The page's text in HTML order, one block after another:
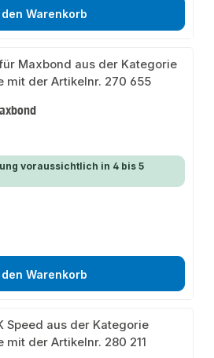
den Warenkorb
voraussichtlich in 4 bis 5
den Warenkorb